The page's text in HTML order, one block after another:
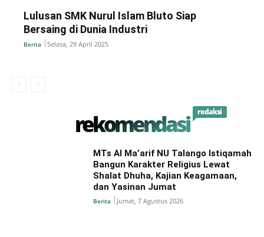
Lulusan SMK Nurul Islam Bluto Siap
Bersaing di Dunia Industri
Berita Selasa, 29 April 2025
rekomendasi redaksi
MTs Al Ma’arif NU Talango Istiqamah
Bangun Karakter Religius Lewat
Shalat Dhuha, Kajian Keagamaan,
dan Yasinan Jumat
Berita Jumat, 7 Agustus 2026